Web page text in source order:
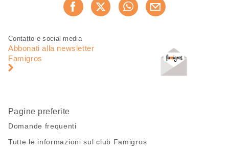
Consiglia ora
Piè
pagina
Navigazione
pagina
Contatto e social media
Abbonati alla newsletter
Famigros
Pagine preferite
Domande frequenti
Tutte le informazioni sul club Famigros